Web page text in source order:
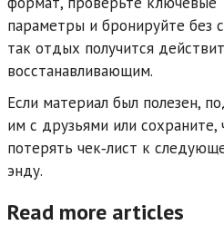
параметры и бронируйте без
так отдых получится
восстанавливающим.
Если материал был полезен,
им с друзьями или сохраните,
потерять чек‑лист к
энду.
Read more articles